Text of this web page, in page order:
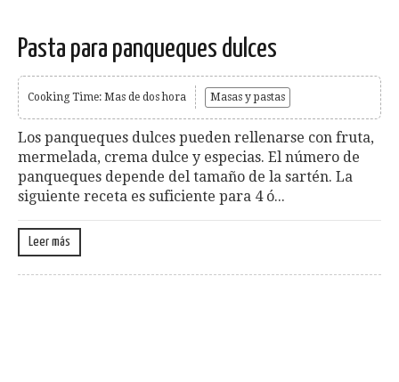
Pasta para panqueques dulces
Cooking Time: Mas de dos hora Masas y pastas
Los panqueques dulces pueden rellenarse con fruta,
mermelada, crema dulce y especias. El número de
panqueques depende del tamaño de la sartén. La
siguiente receta es suficiente para 4 ó...
Leer más